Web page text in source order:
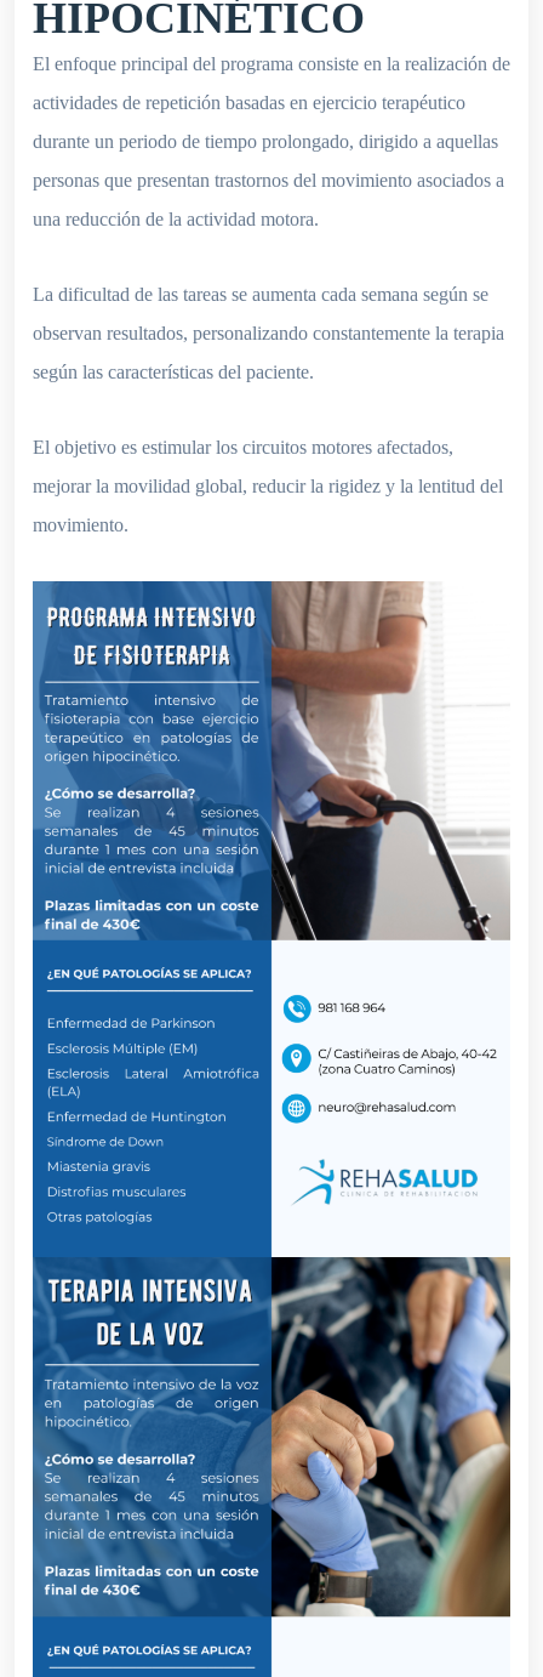
HIPOCINÉTICO
El enfoque principal del programa consiste en la realización de
actividades de repetición basadas en ejercicio terapéutico
durante un periodo de tiempo prolongado, dirigido a aquellas
personas que presentan trastornos del movimiento asociados a
una reducción de la actividad motora.
La dificultad de las tareas se aumenta cada semana según se
observan resultados, personalizando constantemente la terapia
según las características del paciente.
El objetivo es estimular los circuitos motores afectados,
mejorar la movilidad global, reducir la rigidez y la lentitud del
movimiento.